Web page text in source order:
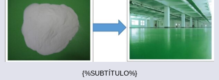
{%SUBTÍTULO%}